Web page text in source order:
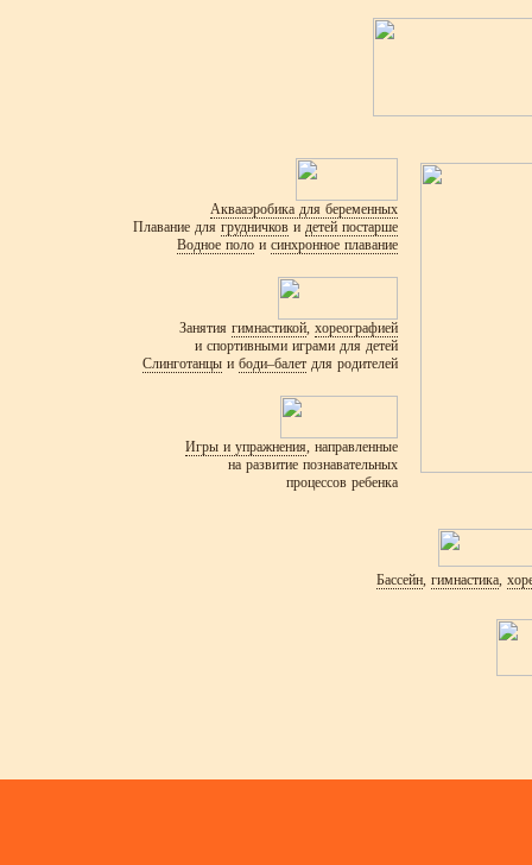
Аквааэробика для беременных
Плавание для грудничков и детей постарше
Водное поло и синхронное плавание
Занятия гимнастикой, хореографией
и спортивными играми для детей
Слинготанцы и боди–балет для родителей
Игры и упражнения, направленные
на развитие познавательных
процессов ребенка
Бассейн, гимнастика,